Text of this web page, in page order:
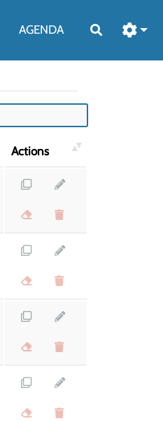
AGENDA Rechercher
Actions